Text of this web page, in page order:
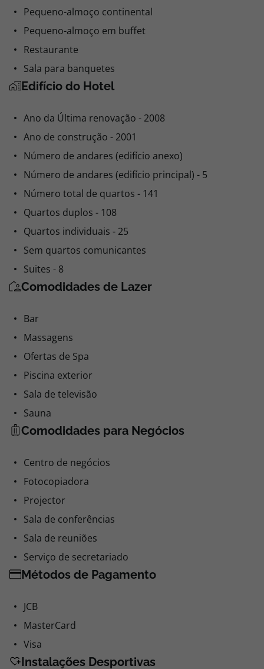
Pequeno-almoço continental
Pequeno-almoço em buffet
Restaurante
Sala para banquetes
Edifício do Hotel
Ano da Última renovação - 2008
Ano de construção - 2001
Número de andares (edifício anexo)
Número de andares (edifício principal) - 5
Número total de quartos - 141
Quartos duplos - 108
Quartos individuais - 25
Sem quartos comunicantes
Suites - 8
Comodidades de Lazer
Bar
Massagens
Ofertas de Spa
Piscina exterior
Sala de televisão
Sauna
Comodidades para Negócios
Centro de negócios
Fotocopiadora
Projector
Sala de conferências
Sala de reuniões
Serviço de secretariado
Métodos de Pagamento
JCB
MasterCard
Visa
Instalações Desportivas